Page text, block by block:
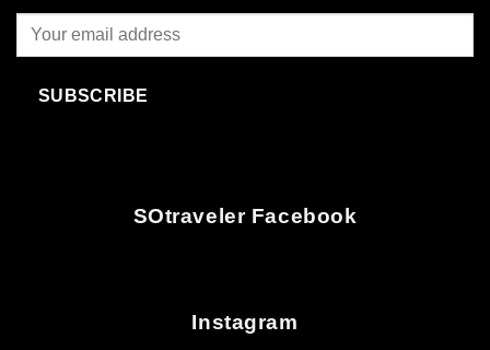
SUBSCRIBE
SOtraveler Facebook
Instagram